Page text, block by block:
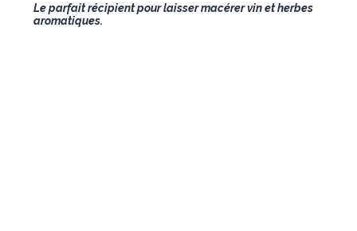
Le parfait récipient pour laisser macérer vin et herbes
aromatiques.